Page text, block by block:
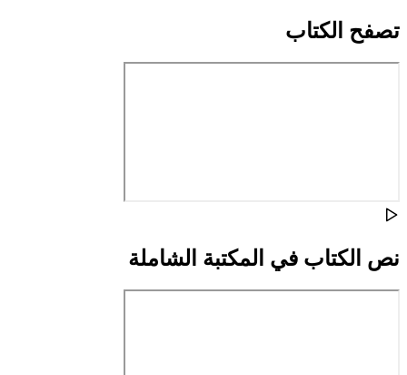
تصفح الكتاب
نص الكتاب في المكتبة الشاملة